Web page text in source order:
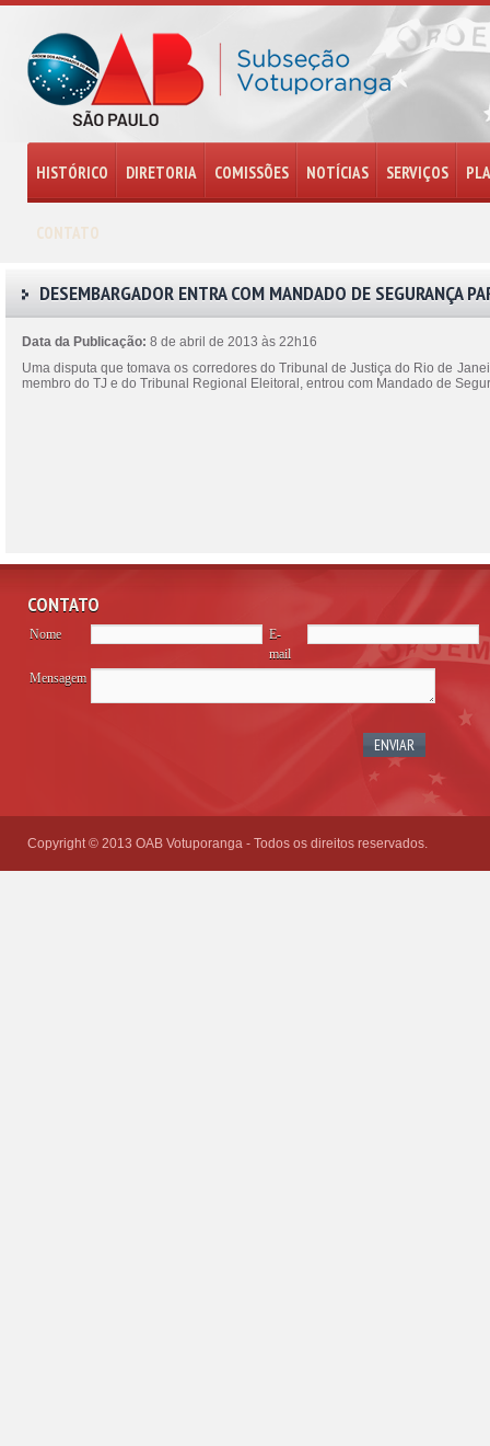
HISTÓRICO DIRETORIA COMISSÕES NOTÍCIAS SERVIÇOS
CONTATO
DESEMBARGADOR ENTRA COM MANDADO DE SEGURANÇA
Data da Publicação: 8 de abril de 2013 às 22h16
Uma disputa que tomava os corredores do Tribunal de Justiça do Rio de
membro do TJ e do Tribunal Regional Eleitoral, entrou com Mandado de
CONTATO
Nome
E-
mail
Mensagem
Copyright © 2013 OAB Votuporanga - Todos os direitos reservados.